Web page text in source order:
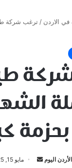
الاردن /
اليوم
أرسل مايو 15, 2025